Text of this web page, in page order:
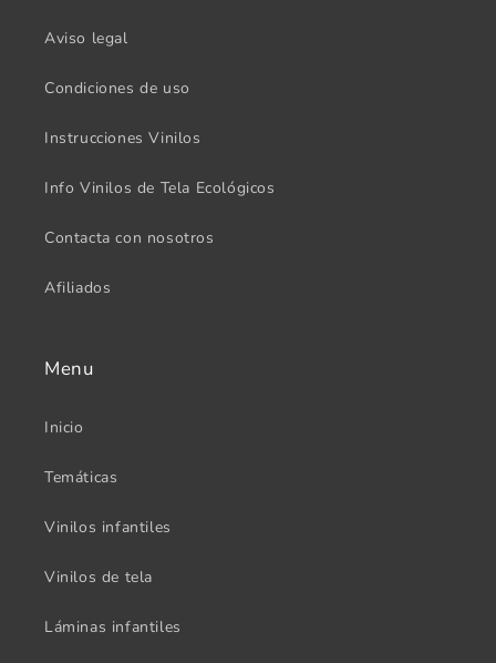
Aviso legal
Condiciones de uso
Instrucciones Vinilos
Info Vinilos de Tela Ecológicos
Contacta con nosotros
Afiliados
Menu
Inicio
Temáticas
Vinilos infantiles
Vinilos de tela
Láminas infantiles